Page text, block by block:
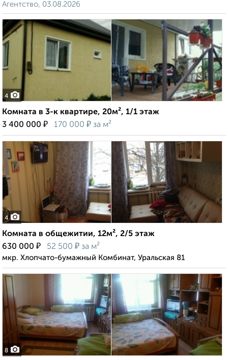
Агентство, 03.08.2026
4
Комната в 3-к квартире, 20м², 1/1 этаж
3 400 000 ₽ 170 000 ₽ за м²
4
Комната в общежитии, 12м², 2/5 этаж
630 000 ₽ 52 500 ₽ за м²
мкр. Хлопчато-бумажный Комбинат, Уральская 81
8